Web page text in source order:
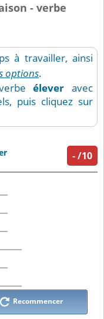
- verbe
à travailler, ainsi
options.
verbeélever avec
puis cliquez sur
-/10
Recommencer